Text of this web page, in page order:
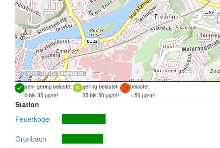
Quellen:DORIS, basemap.at
sehr gering belastet gering belastet
belastet
0 bis 35 µg/m³
35 bis 50 µg/m³ > 50 µg/m³
Station
Feuerkogel
Grünbach